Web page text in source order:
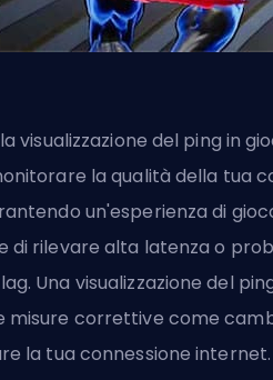
visualizzazione del ping in
la qualità della tua
un'esperienza di
di rilevare alta latenza o
Una visualizzazione del
misure correttive come
la tua connessione